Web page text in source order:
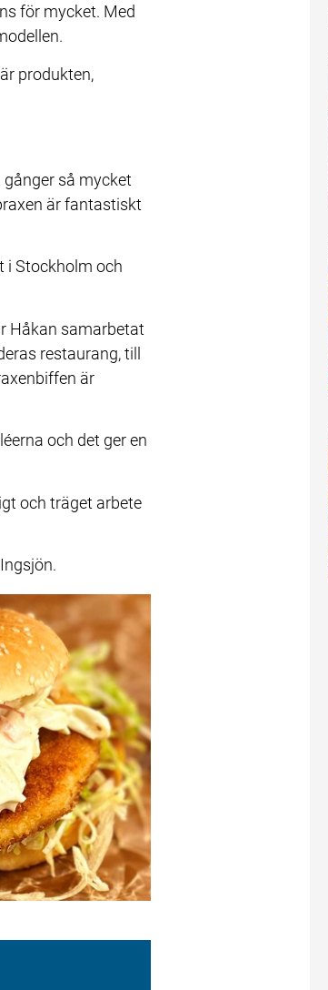
för mycket. Med
produkten,
gånger så mycket
är fantastiskt
i Stockholm och
Håkan samarbetat
restaurang, till
är
och det ger en
och träget arbete